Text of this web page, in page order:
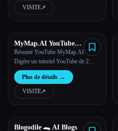
VISITE↗︎
MyMap.AI YouTube
Summarizer
Résumé YouTube MyMap.AI -
Digère un tutoriel YouTube de 2
heures en 2 minutes de présentation,
60 fois plus vite avec l'apprentissage
en ligne.
Plus de détails →
VISITE↗︎
Blogodile 🐊 AI Blogs